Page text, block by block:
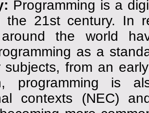
Programming is a
21st century. In
the world
as a
subjects, from an
programming is
contexts (NEC)